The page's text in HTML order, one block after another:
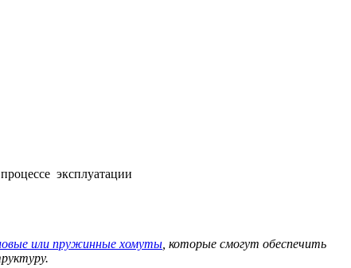
эксплуатации
или пружинные хомуты , которые смогут обеспечить